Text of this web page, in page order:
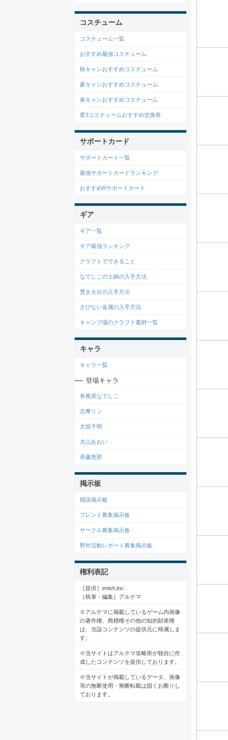
コスチューム
コスチューム一覧
おすすめ最強コスチューム
秋キャンおすすめコスチューム
夏キャンおすすめコスチューム
春キャンおすすめコスチューム
星3コスチュームおすすめ交換券
サポートカード
サポートカード一覧
最強サポートカードランキング
おすすめRサポートカード
ギア
ギア一覧
ギア最強ランキング
クラフトでできること
なでしこの土鍋の入手方法
焚き火台の入手方法
さびない金属の入手方法
キャンプ場のクラフト素材一覧
キャラ
キャラ一覧
登場キャラ
各務原なでしこ
志摩リン
大垣千明
犬山あおい
斉藤恵那
掲示板
雑談掲示板
フレンド募集掲示板
サークル募集掲示板
野外活動レポート募集掲示板
権利表記
［提供］enish,inc.
［執筆・編集］アルテマ
※アルテマに掲載しているゲーム内画像
の著作権、商標権その他の知的財産権
は、当該コンテンツの提供元に帰属しま
す。
※当サイトはアルテマ攻略班が独自に作
成したコンテンツを提供しております。
※当サイトが掲載しているデータ、画像
等の無断使用・無断転載は固くお断りし
ております。